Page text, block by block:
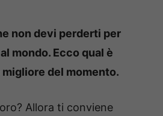
non devi perderti per
mondo. Ecco qual è
migliore del momento.
Allora ti conviene